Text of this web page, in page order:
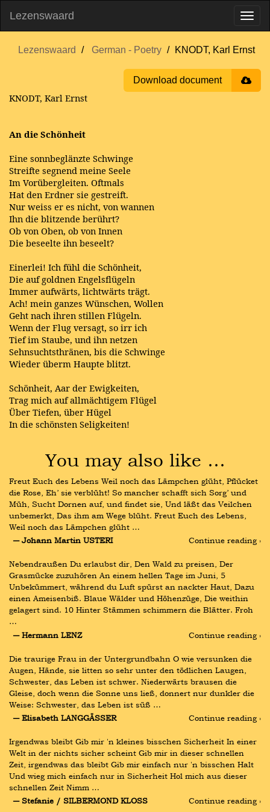
Lezenswaard
Lezenswaard German - Poetry KNODT, Karl Ernst
Download document
KNODT, Karl Ernst
An die Schönheit
Eine sonnbeglänzte Schwinge
Streifte segnend meine Seele
Im Vorübergleiten. Oftmals
Hat den Erdner sie gestreift.
Nur weiss er es nicht, von wannen
Ihn die blitzende berührt?
Ob von Oben, ob von Innen
Die beseelte ihn beseelt?
Einerlei! Ich fühl die Schönheit,
Die auf goldnen Engelsflügeln
Immer aufwärts, lichtwärts trägt.
Ach! mein ganzes Wünschen, Wollen
Geht nach ihren stillen Flügeln.
Wenn der Flug versagt, so irr ich
Tief im Staube, und ihn netzen
Sehnsuchtsthränen, bis die Schwinge
Wieder überm Haupte blitzt.
Schönheit, Aar der Ewigkeiten,
Trag mich auf allmächtigem Flügel
Über Tiefen, über Hügel
In die schönsten Seligkeiten!
You may also like …
Freut Euch des Lebens Weil noch das Lämpchen glüht, Pflücket
die Rose, Eh’ sie verblüht! So mancher schafft sich Sorg’ und
Müh, Sucht Dornen auf, und findet sie, Und läßt das Veilchen
unbemerkt, Das ihm am Wege blüht. Freut Euch des Lebens,
Weil noch das Lämpchen glüht …
― Johann Martin USTERI
Continue reading ›
Nebendraußen Du erlaubst dir, Den Wald zu preisen, Der
Grasmücke zuzuhören An einem hellen Tage im Juni, 5
Unbekümmert, während du Luft spürst an nackter Haut, Dazu
einen Ameisenbiß. Blaue Wälder und Höhenzüge, Die weithin
gelagert sind. 10 Hinter Stämmen schimmern die Blätter. Froh
…
― Hermann LENZ
Continue reading ›
Die traurige Frau in der Untergrundbahn O wie versunken die
Augen, Hände, sie litten so sehr unter den tödlichen Laugen,
Schwester, das Leben ist schwer. Niederwärts brausen die
Gleise, doch wenn die Sonne uns ließ, donnert nur dunkler die
Weise: Schwester, das Leben ist süß …
― Elisabeth LANGGÄSSER
Continue reading ›
Irgendwas bleibt Gib mir 'n kleines bisschen Sicherheit In einer
Welt in der nichts sicher scheint Gib mir in dieser schnellen
Zeit, irgendwas das bleibt Gib mir einfach nur 'n bisschen Halt
Und wieg mich einfach nur in Sicherheit Hol mich aus dieser
schnellen Zeit Nimm …
― Stefanie / SILBERMOND KLOSS
Continue reading ›